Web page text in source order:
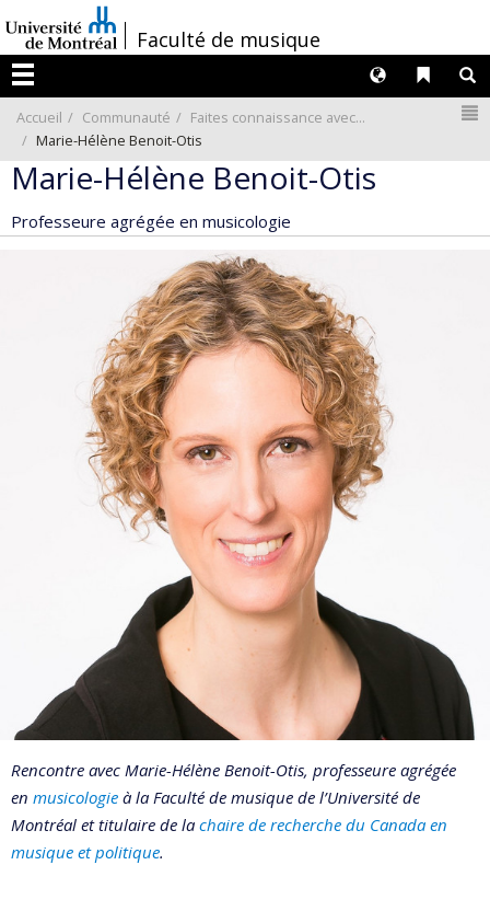
au
contenu
/Faculté de musique
Menu
Liens
Langues
Accueil Communauté
Faites connaissance avec...
Marie-Hélène Benoit-Otis
Marie-Hélène Benoit-Otis
Professeure agrégée en musicologie
Rencontre avec Marie-Hélène Benoit-Otis, professeure agrégée
en musicologie à la Faculté de musique de l’Université de
Montréal et titulaire de la chaire de recherche du Canada en
musique et politique.